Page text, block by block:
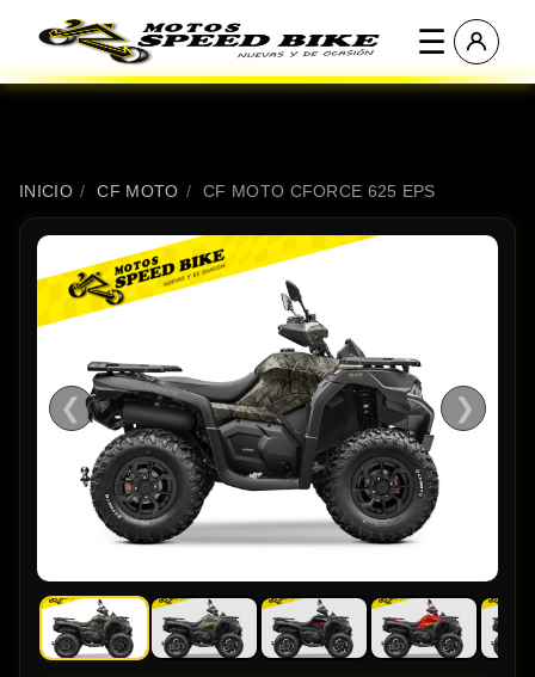
☰
INICIO / CF MOTO / CF MOTO CFORCE 625 EPS
❮ ❯